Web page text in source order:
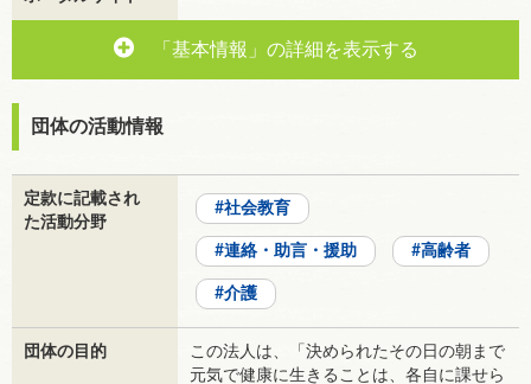
「基本情報」の詳細を表示する
団体の活動情報
定款に記載され
た活動分野
社会教育
連絡・助言・援助 高齢者
介護
団体の目的
この法人は、「決められたその日の朝まで
元気で健康に生きることは、各自に課せら